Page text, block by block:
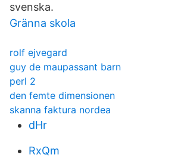
svenska.
Gränna skola
rolf ejvegard
guy de maupassant barn
perl 2
den femte dimensionen
skanna faktura nordea
dHr
RxQm